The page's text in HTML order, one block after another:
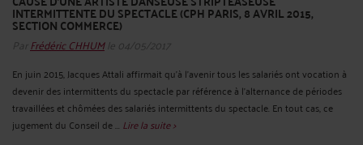
INTERMITTENTE DU SPECTACLE (CPH PARIS, 8 AVRIL 2015,
SECTION COMMERCE)
Par Frédéric CHHUMle 04/05/2017
En juin 2015, Jacques Attali affirmait qu'à l'avenir tous les salariés ont vocation à
devenir des intermittents du spectacle par référence à l'alternance de périodes
travaillées et chômées des salariés intermittents du spectacle. En tout cas, ce
jugement du Conseil de ... Lire la suite >